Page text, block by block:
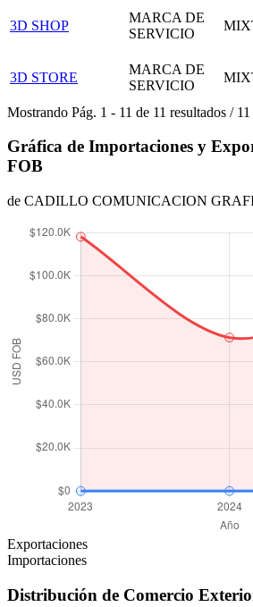
3D SHOP
MARCA DE
SERVICIO
3D STORE
MARCA DE
SERVICIO
Mostrando Pág. 1 - 11 de 11 resultados / 11
Gráfica de Importaciones y
FOB
de CADILLO COMUNICACION
Exportaciones
Importaciones
Distribución de Comercio